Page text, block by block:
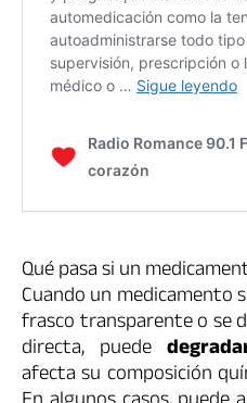
Qué pasa si un
Cuando un medicamento
frasco transparente o se
directa, puede
afecta su composición